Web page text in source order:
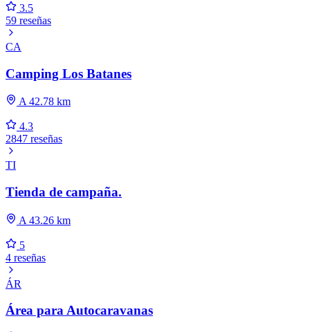
3.5
59 reseñas
CA
Camping Los Batanes
A 42.78 km
4.3
2847 reseñas
TI
Tienda de campaña.
A 43.26 km
5
4 reseñas
ÁR
Área para Autocaravanas